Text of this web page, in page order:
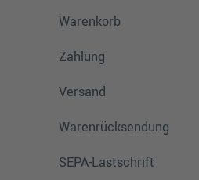
Warenkorb
Zahlung
Versand
Warenrücksendung
SEPA-Lastschrift